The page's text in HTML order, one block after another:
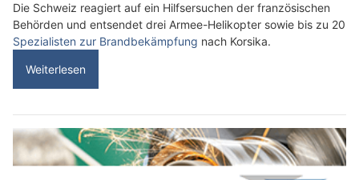
Die Schweiz reagiert auf ein Hilfsersuchen der französischen
Behörden und entsendet drei Armee-Helikopter sowie bis zu 20
Spezialisten zur Brandbekämpfung nach Korsika.
Weiterlesen